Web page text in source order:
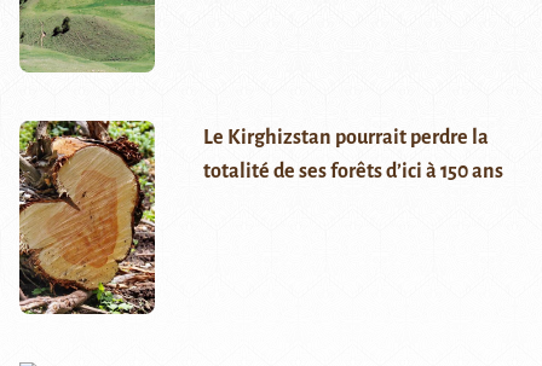
Le Kirghizstan pourrait perdre la
totalité de ses forêts d’ici à 150 ans